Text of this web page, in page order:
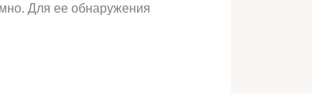
Для ее обнаружения